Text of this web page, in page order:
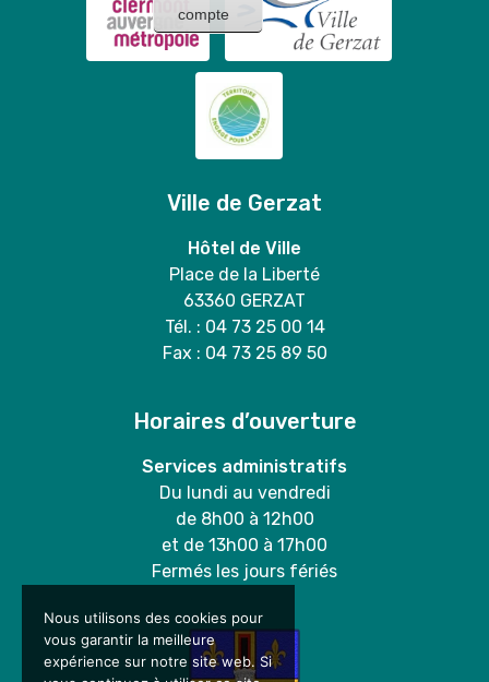
compte
Ville de Gerzat
Hôtel de Ville
Place de la Liberté
63360 GERZAT
Tél. : 04 73 25 00 14
Fax : 04 73 25 89 50
Horaires d’ouverture
Services administratifs
Du lundi au vendredi
de 8h00 à 12h00
et de 13h00 à 17h00
Fermés les jours fériés
Nous utilisons des cookies pour
vous garantir la meilleure
expérience sur notre site web. Si